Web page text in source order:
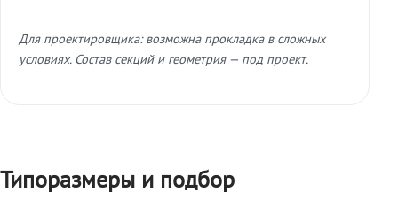
Для проектировщика: возможна прокладка в сложных
условиях. Состав секций и геометрия — под проект.
Типоразмеры и подбор